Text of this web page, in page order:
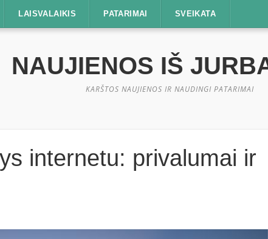
LAISVALAIKIS PATARIMAI SVEIKATA
NAUJIENOS IŠ
KARŠTOS NAUJIENOS IR NAUDINGI PATARIMAI
internetu: privalumai ir